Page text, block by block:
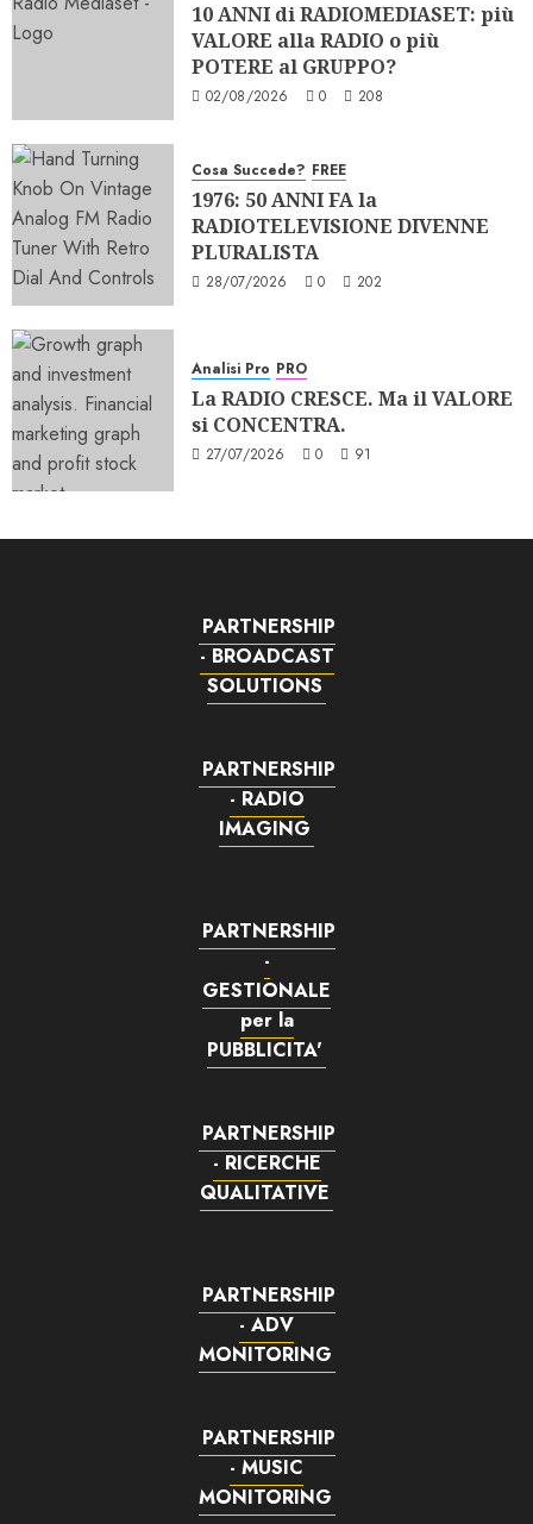
10 ANNI di RADIOMEDIASET: più
VALORE alla RADIO o più
POTERE al GRUPPO?
02/08/2026 0 208
Cosa Succede? FREE
1976: 50 ANNI FA la
RADIOTELEVISIONE DIVENNE
PLURALISTA
28/07/2026 0 202
Analisi Pro PRO
La RADIO CRESCE. Ma il VALORE
si CONCENTRA.
27/07/2026 0 91
PARTNERSHIP
- BROADCAST
SOLUTIONS
PARTNERSHIP
- RADIO
IMAGING
PARTNERSHIP
-
GESTIONALE
per la
PUBBLICITA'
PARTNERSHIP
- RICERCHE
QUALITATIVE
PARTNERSHIP
- ADV
MONITORING
PARTNERSHIP
- MUSIC
MONITORING